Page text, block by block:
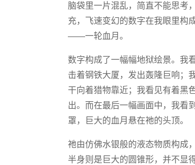
脑袋里一片混乱，简直不能思考
充，飞速变幻的数字在我眼里构
——一轮血月。
数字构成了一幅幅地狱绘景。我
击着钢铁大厦，发出轰隆巨响；
干向着猎物靠近；我看见有着黑
出。而在最后一幅画面中，我看
罩，巨大的血月悬在祂的头顶。
祂由仿佛水银般的液态物质构成
半身则是巨大的圆锥形，并不显